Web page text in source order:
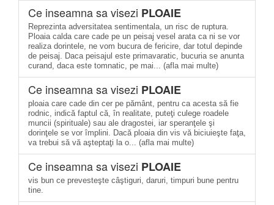
Ce inseamna sa visezi PLOAIE
Reprezinta adversitatea sentimentala, un risc de ruptura.
Ploaia calda care cade pe un peisaj vesel arata ca ni se vor
realiza dorintele, ne vom bucura de fericire, dar totul depinde
de peisaj. Daca peisajul este primavaratic, bucuria se anunta
curand, daca este tomnatic, pe mai... (afla mai multe)
Ce inseamna sa visezi PLOAIE
ploaia care cade din cer pe pământ, pentru ca acesta să fie
rodnic, indică faptul că, în realitate, puteţi culege roadele
muncii (spirituale) sau ale dragostei, iar speranţele şi
dorinţele se vor împlini. Dacă ploaia din vis vă biciuieşte faţa,
va trebui să vă aşteptaţi la o... (afla mai multe)
Ce inseamna sa visezi PLOAIE
vis bun ce prevesteşte câştiguri, daruri, timpuri bune pentru
tine.